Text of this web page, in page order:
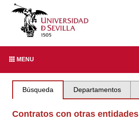
MENU
Búsqueda Departamentos
Contratos con otras entidades